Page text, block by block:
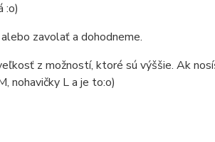
:o)
zavolať a dohodneme.
z možností, ktoré sú výššie. Ak
nohavičky L a je to:o)